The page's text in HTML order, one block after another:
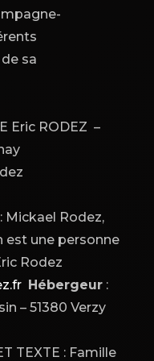
sa
Eric RODEZ –
: Mickael Rodez,
est une personne
Rodez
Hébergeur :
– 51380 Verzy
TEXTE : Famille